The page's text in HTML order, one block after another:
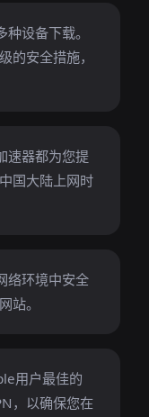
设备下载。
的安全措施，
速器都为您提
国大陆上网时
络环境中安全
站。
用户最佳的
，以确保您在